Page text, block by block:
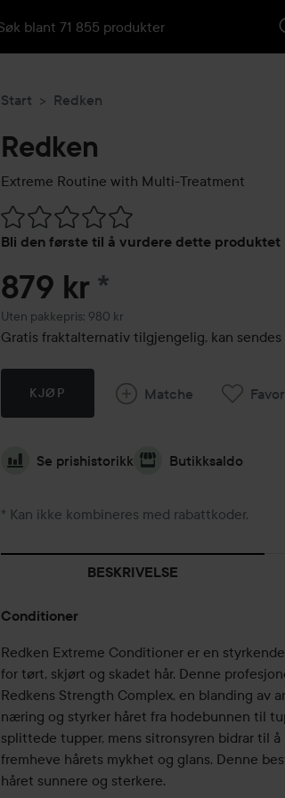
Start Redken
Redken
Extreme Routine with Multi-Treatment
Bli den første til å vurdere dette produktet
Gå til Vurderinger & anmeldelser
879 kr *
Uten pakkepris: 980 kr
Gratis fraktalternativ tilgjengelig, kan sendes
KJØP Matche
Se prishistorikk Butikksaldo
* Kan ikke kombineres med rabattkoder.
BESKRIVELSE
Conditioner
Redken Extreme Conditioner er en
for tørt, skjørt og skadet hår. Denne
Redkens Strength Complex, en blanding av
næring og styrker håret fra hodebunnen til
splittede tupper, mens sitronsyren bidrar til
fremheve hårets mykhet og glans. Denne
håret sunnere og sterkere.